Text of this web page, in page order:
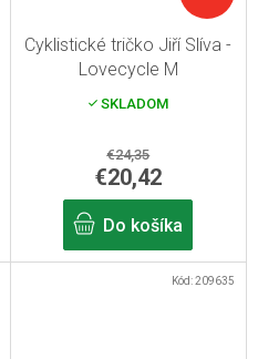
Cyklistické tričko Jiří Slíva -
Lovecycle M
SKLADOM
€24,35
€20,42
Do košíka
Kód:209635